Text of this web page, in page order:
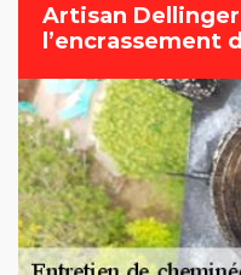
Artisan
l’encrassement